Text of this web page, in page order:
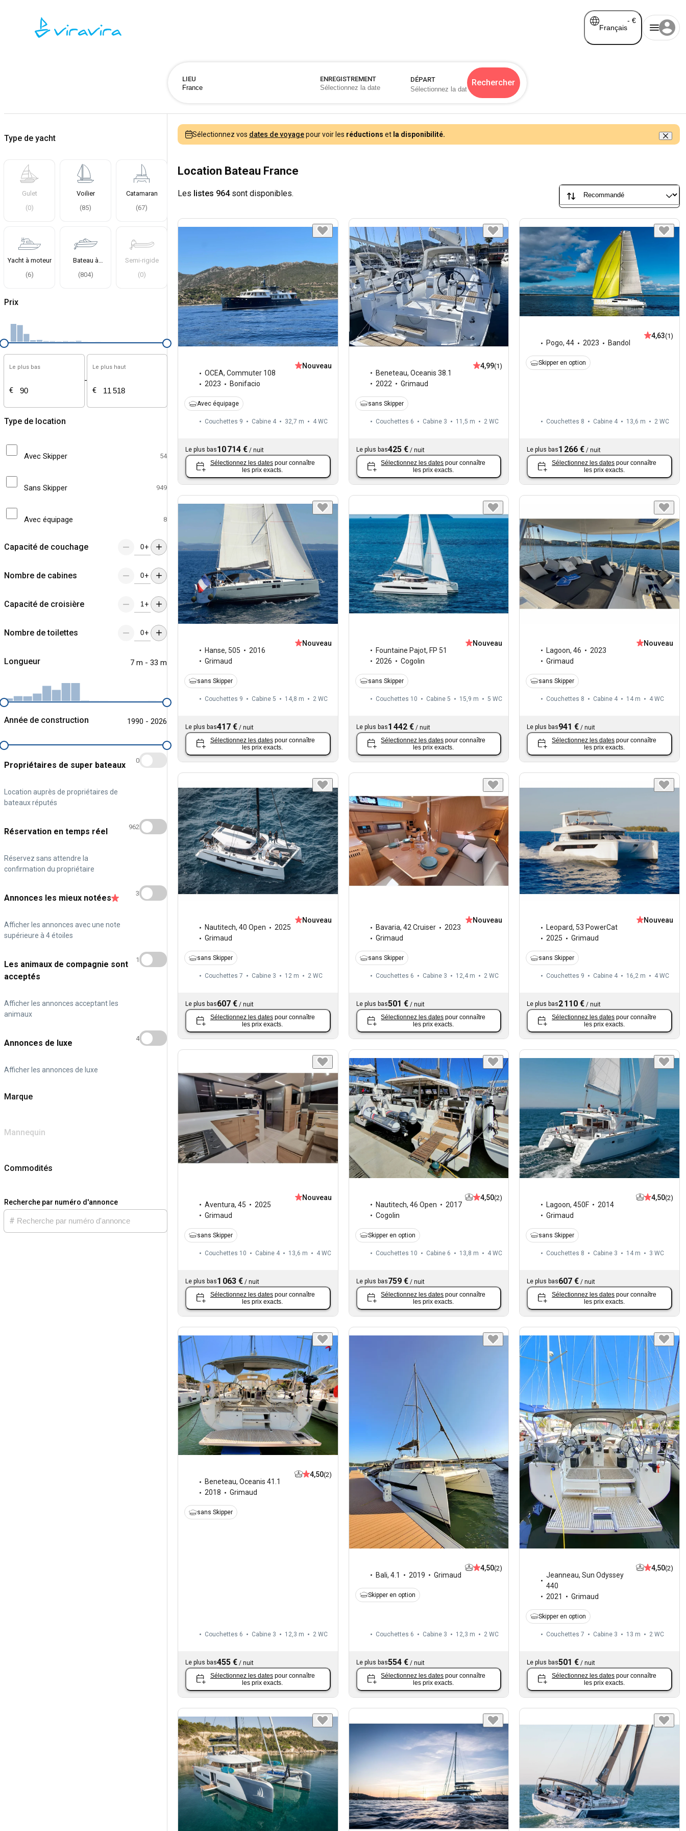
Français
- €
LIEU ENREGISTREMENT DÉPART Rechercher
Type de yacht
Gulet
(0)
Voilier
(85)
Catamaran
(67)
Yacht à moteur
(6)
Bateau à
(804)
Semi-rigide
(0)
Prix
Le plus bas
€
-
Le plus haut
€
Type de location
Avec Skipper 54
Sans Skipper 949
Avec équipage 8
Capacité de couchage +
Nombre de cabines +
Capacité de croisière +
Nombre de toilettes +
Longueur 7 m - 33 m
Année de construction 1990 - 2026
Propriétaires de super bateaux
Location auprès de propriétaires de
bateaux réputés
0
Réservation en temps réel
Réservez sans attendre la
confirmation du propriétaire
962
Annonces les mieux notées
Afficher les annonces avec une note
supérieure à 4 étoiles
3
Les animaux de compagnie sont
acceptés
Afficher les annonces acceptant les
animaux
1
Annonces de luxe
Afficher les annonces de luxe
4
Marque
Mannequin
Commodités
Recherche par numéro d'annonce
Sélectionnez vos dates de voyagepour voir les réductions et la disponibilité.
Location Bateau France
Les listes 964sont disponibles.
OCEA, Commuter 108
2023
Bonifacio
Nouveau
Avec équipage
Couchettes 9 Cabine 4 32,7 m 4 WC
Le plus bas10 714 € / nuit
Sélectionnez les dates pour connaître
les prix exacts.
Beneteau, Oceanis 38.1
2022
Grimaud
4,99(1)
sans Skipper
Couchettes 6 Cabine 3 11,5 m 2 WC
Le plus bas425 €/ nuit
Sélectionnez les dates pour connaître
les prix exacts.
Pogo,44 2023 Bandol
4,63(1)
Skipper en option
Couchettes 8 Cabine 4 13,6 m 2 WC
Le plus bas1 266 € /nuit
Sélectionnez les dates pour connaître
les prix exacts.
Hanse, 505
2016
Grimaud
Nouveau
sans Skipper
Couchettes 9 Cabine 5 14,8 m 2 WC
Le plus bas417 € / nuit
Sélectionnez les dates pour connaître
les prix exacts.
Fountaine Pajot, FP 51
2026
Cogolin
Nouveau
sans Skipper
Couchettes 10 Cabine 5 15,9 m 5 WC
Le plus bas1 442 €/ nuit
Sélectionnez les dates pour connaître
les prix exacts.
Lagoon,46
2023
Grimaud
Nouveau
sans Skipper
Couchettes 8 Cabine 4 14 m 4 WC
Le plus bas941 € /nuit
Sélectionnez les dates pour connaître
les prix exacts.
Nautitech, 40 Open
2025
Grimaud
Nouveau
sans Skipper
Couchettes 7 Cabine 3 12 m 2 WC
Le plus bas607 € / nuit
Sélectionnez les dates pour connaître
les prix exacts.
Bavaria, 42 Cruiser
2023
Grimaud
Nouveau
sans Skipper
Couchettes 6 Cabine 3 12,4 m 2 WC
Le plus bas501 €/ nuit
Sélectionnez les dates pour connaître
les prix exacts.
Leopard, 53 PowerCat
2025
Grimaud
Nouveau
sans Skipper
Couchettes 9 Cabine 4 16,2 m 4 WC
Le plus bas2 110 € /nuit
Sélectionnez les dates pour connaître
les prix exacts.
Aventura, 45
2025
Grimaud
Nouveau
sans Skipper
Couchettes 10 Cabine 4 13,6 m 4 WC
Le plus bas1 063 € / nuit
Sélectionnez les dates pour connaître
les prix exacts.
Nautitech, 46 Open
2017
Cogolin
4,50(2)
Skipper en option
Couchettes 10 Cabine 6 13,8 m 4 WC
Le plus bas759 €/ nuit
Sélectionnez les dates pour connaître
les prix exacts.
Lagoon,450F
2014
Grimaud
4,50(2)
sans Skipper
Couchettes 8 Cabine 3 14 m 3 WC
Le plus bas607 € /nuit
Sélectionnez les dates pour connaître
les prix exacts.
Beneteau, Oceanis 41.1
2018
Grimaud
4,50(2)
sans Skipper
Couchettes 6 Cabine 3 12,3 m 2 WC
Le plus bas455 € / nuit
Sélectionnez les dates pour connaître
les prix exacts.
Bali, 4.1 2019 Grimaud
4,50(2)
Skipper en option
Couchettes 6 Cabine 3 12,3 m 2 WC
Le plus bas554 €/ nuit
Sélectionnez les dates pour connaître
les prix exacts.
Jeanneau,Sun Odyssey
440
2021
Grimaud
4,50(2)
Skipper en option
Couchettes 7 Cabine 3 13 m 2 WC
Le plus bas501 € /nuit
Sélectionnez les dates pour connaître
les prix exacts.